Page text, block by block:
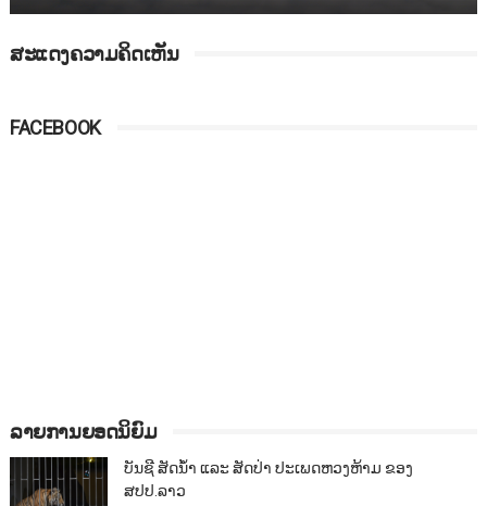
ສະແດງຄວາມຄິດເຫັນ
FACEBOOK
ລາຍການຍອດນິຍົມ
ບັນຊີ ສັດນ້ຳ ແລະ ສັດປ່າ ປະເພດຫວງຫ້າມ ຂອງ
ສປປ.ລາວ